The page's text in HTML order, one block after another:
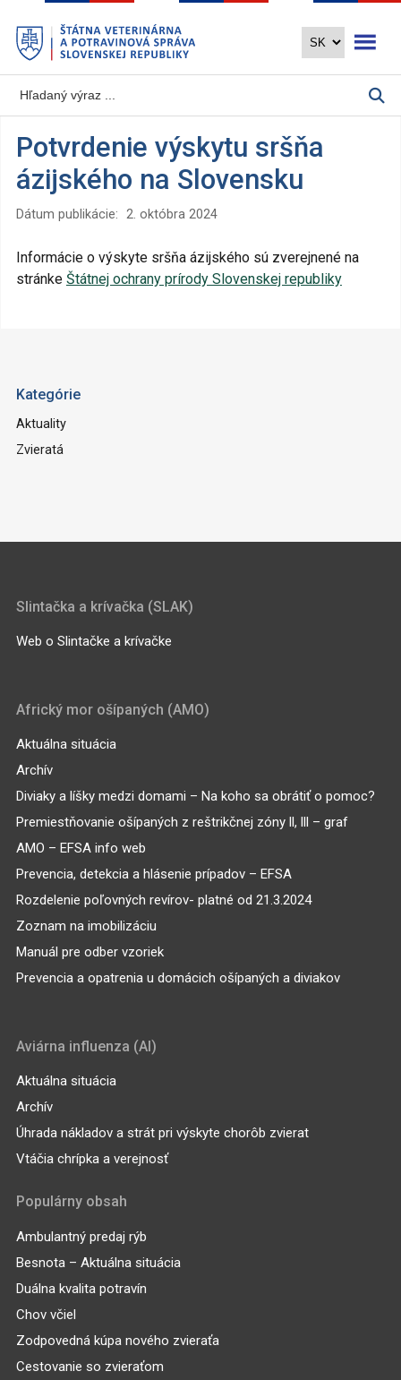
hlavný
obsah
Potvrdenie výskytu sršňa
ázijského na Slovensku
Dátum publikácie: 2. októbra 2024
Informácie o výskyte sršňa ázijského sú zverejnené na
stránke Štátnej ochrany prírody Slovenskej republiky
Kategórie
Aktuality
Zvieratá
Slintačka a krívačka (SLAK)
Web o Slintačke a krívačke
Africký mor ošípaných (AMO)
Aktuálna situácia
Archív
Diviaky a líšky medzi domami – Na koho sa obrátiť o pomoc?
Premiestňovanie ošípaných z reštrikčnej zóny ll, lll – graf
AMO – EFSA info web
Prevencia, detekcia a hlásenie prípadov – EFSA
Rozdelenie poľovných revírov- platné od 21.3.2024
Zoznam na imobilizáciu
Manuál pre odber vzoriek
Prevencia a opatrenia u domácich ošípaných a diviakov
Aviárna influenza (AI)
Aktuálna situácia
Archív
Úhrada nákladov a strát pri výskyte chorôb zvierat
Vtáčia chrípka a verejnosť
Populárny obsah
Ambulantný predaj rýb
Besnota – Aktuálna situácia
Duálna kvalita potravín
Chov včiel
Zodpovedná kúpa nového zvieraťa
Cestovanie so zvieraťom